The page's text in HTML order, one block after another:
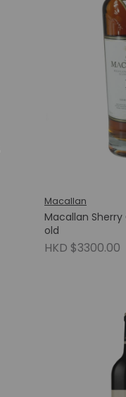
Macallan
Macallan Sherry
old
HKD $3300.00